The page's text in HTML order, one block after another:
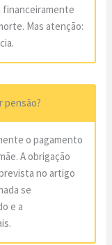
financeiramente
Mas atenção:
pensão?
o pagamento
A obrigação
no artigo
se
e a